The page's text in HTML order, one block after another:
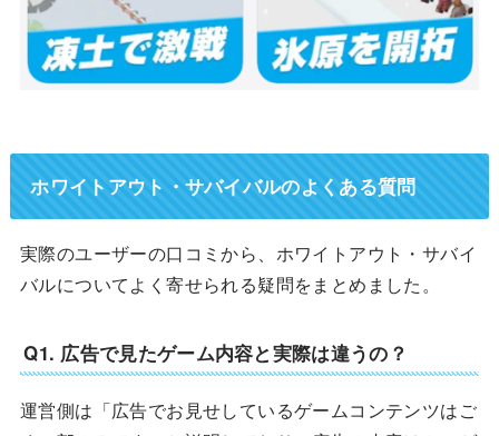
ホワイトアウト・サバイバルのよくある質問
実際のユーザーの口コミから、ホワイトアウト・サバイ
バルについてよく寄せられる疑問をまとめました。
Q1. 広告で見たゲーム内容と実際は違うの？
運営側は「広告でお見せしているゲームコンテンツはご